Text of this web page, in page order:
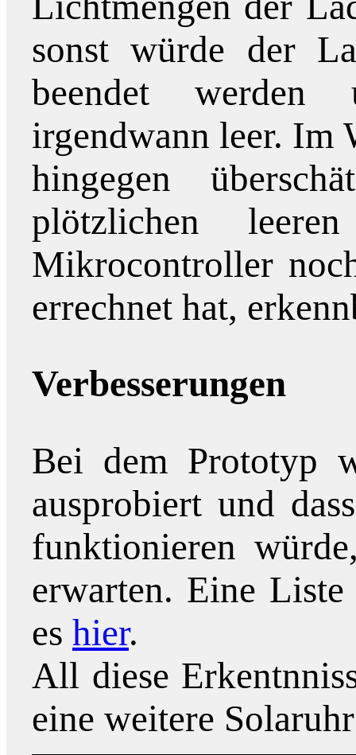
sonst würde der
beendet
irgendwann leer. Im
hingegen
plötzlichen
Mikrocontroller
errechnet hat,
Verbesserungen
Bei dem Prototyp
ausprobiert und
funktionieren
erwarten. Eine
es hier.
All diese
eine weitere